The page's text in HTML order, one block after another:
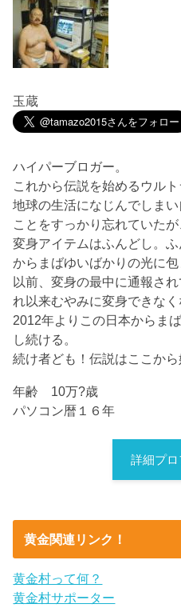
玉蔵
ハイパーブロガー。
これから伝説を始めるウルト
地球の生活になじんでしま
ことをすっかり忘れていたが
変身アイテムはふんどし。
からまばゆいばかりの光に包
以前、変身の最中に通報さ
れ以来むやみに変身できなく
2012年よりこの日本からま
し続ける。
続け者ども！伝説はここから
年齢 10万?歳
パソコン暦１６年
詳細プ
黄金関連リンク！
黄金村って何？
黄金村サポーター